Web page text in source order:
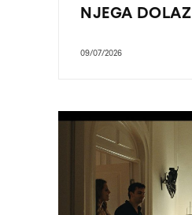
NJEGA DOLAZI
09/07/2026